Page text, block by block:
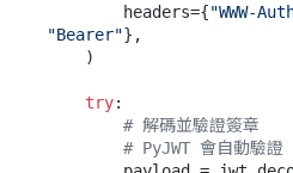
        headers={
"WWW-
"Bearer"},
try:
# 解碼並驗證簽章
# PyJWT 會自動驗